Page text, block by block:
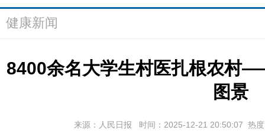
健康新闻
8400余名大学生村医扎根农村
图景
来源：人民日报 时间：2025-12-21 20:50:07 热